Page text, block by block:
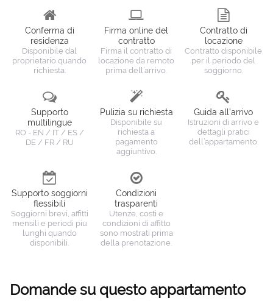
Conferma di
residenza
Disponibile dal
proprietario quando
richiesta.
Firma online del
contratto
Firma il contratto di
locazione da remoto
prima dell’arrivo.
Contratto di
locazione
Contratto disponibile
per il periodo del
soggiorno.
Supporto
multilingue
RO - EN / IT / ES /
DE / FR / RU
Pulizia su richiesta
Disponibile su
richiesta a
pagamento
aggiuntivo.
Guida all’arrivo
Istruzioni di arrivo e
dettagli pratici
dell’appartamento.
Supporto soggiorni
flessibili
Soggiorni brevi, affitti
mensili e periodi piu
lunghi quando
disponibili.
Condizioni
trasparenti
Utenze, costi e
condizioni di affitto
sono mostrati prima
della prenotazione.
Domande su questo appartamento